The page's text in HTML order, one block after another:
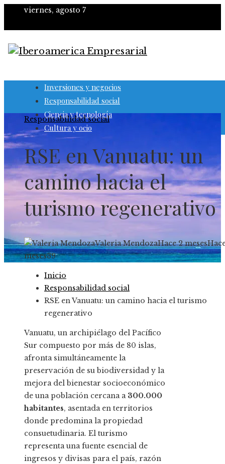
viernes, agosto 7
Inversiones y negocios
Responsabilidad social
Ciencia y tecnología
Cultura y ocio
Responsabilidad social
RSE en Vanuatu: un
camino hacia el
turismo regenerativo
Valeria MendozaHace 2 meses
meses39
Inicio
Responsabilidad social
RSE en Vanuatu: un camino hacia el turismo
regenerativo
Vanuatu, un archipiélago del Pacífico
Sur compuesto por más de 80 islas,
afronta simultáneamente la
preservación de su biodiversidad y la
mejora del bienestar socioeconómico
de una población cercana a 300.000
habitantes, asentada en territorios
donde predomina la propiedad
consuetudinaria. El turismo
representa una fuente esencial de
ingresos y divisas para el país, razón